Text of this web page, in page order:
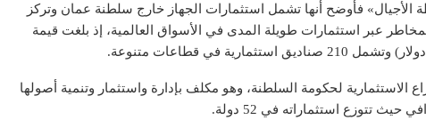
الأجيال» فأوضح أنها تشمل استثمارات الجهاز خارج سلطنة عمان وتركز
عبر استثمارات طويلة المدى في الأسواق العالمية، إذ بلغت قيمة
الاستثمارية لحكومة السلطنة، وهو مكلف بإدارة واستثمار وتنمية أصولها
تتوزع استثماراته في 52 دولة.